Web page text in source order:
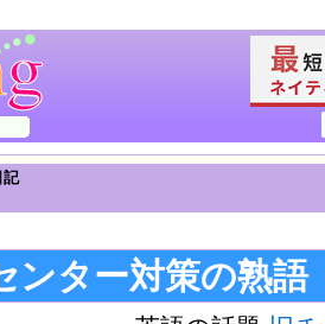
ンター対策の熟語